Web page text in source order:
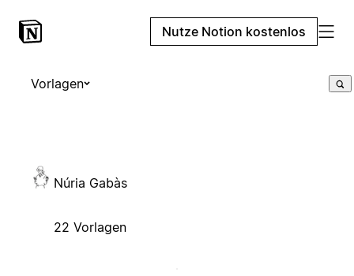
Nutze Notion kostenlos
Vorlagen
Núria Gabàs
22 Vorlagen